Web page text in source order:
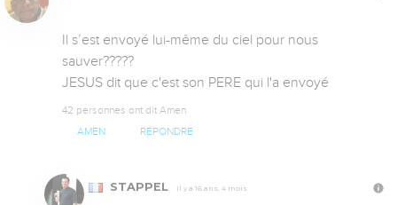
Il s’est envoyé lui-même du ciel pour nous
sauver?????
JESUS dit que c'est son PERE qui l'a envoyé
42 personnes ont dit Amen
AMEN RÉPONDRE
STAPPEL Il y a 16 ans, 4 mois